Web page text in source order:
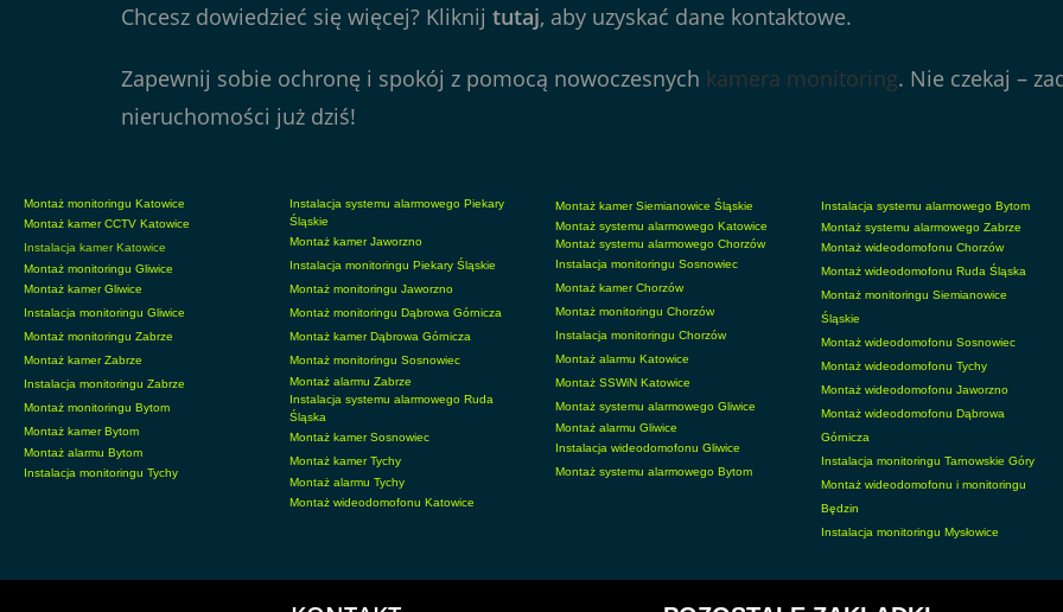
Chcesz dowiedzieć się więcej? Kliknij tutaj, aby uzyskać dane kontaktowe.
Zapewnij sobie ochronę i spokój z pomocą nowoczesnych kamera monitoring. Nie czekaj –
nieruchomości już dziś!
Montaż monitoringu Katowice
Montaż kamer CCTV Katowice
Instalacja kamer Katowice
Montaż monitoringu Gliwice
Montaż kamer Gliwice
Instalacja monitoringu Gliwice
Montaż monitoringu Zabrze
Montaż kamer Zabrze
Instalacja monitoringu Zabrze
Montaż monitoringu Bytom
Montaż kamer Bytom
Montaż alarmu Bytom
Instalacja monitoringu Tychy
Instalacja systemu alarmowego Piekary
Śląskie
Montaż kamer Jaworzno
Instalacja monitoringu Piekary Śląskie
Montaż monitoringu Jaworzno
Montaż monitoringu Dąbrowa Górnicza
Montaż kamer Dąbrowa Górnicza
Montaż monitoringu Sosnowiec
Montaż alarmu Zabrze
Instalacja systemu alarmowego Ruda
Śląska
Montaż kamer Sosnowiec
Montaż kamer Tychy
Montaż alarmu Tychy
Montaż wideodomofonu Katowice
Montaż kamer Siemianowice Śląskie
Montaż systemu alarmowego Katowice
Montaż systemu alarmowego Chorzów
Instalacja monitoringu Sosnowiec
Montaż kamer Chorzów
Montaż monitoringu Chorzów
Instalacja monitoringu Chorzów
Montaż alarmu Katowice
Montaż SSWiN Katowice
Montaż systemu alarmowego Gliwice
Montaż alarmu Gliwice
Instalacja wideodomofonu Gliwice
Montaż systemu alarmowego Bytom
Instalacja systemu alarmowego Bytom
Montaż systemu alarmowego Zabrze
Montaż wideodomofonu Chorzów
Montaż wideodomofonu Ruda Śląska
Montaż monitoringu Siemianowice
Śląskie
Montaż wideodomofonu Sosnowiec
Montaż wideodomofonu Tychy
Montaż wideodomofonu Jaworzno
Montaż wideodomofonu Dąbrowa
Górnicza
Instalacja monitoringu Tarnowskie Góry
Montaż wideodomofonu i monitoringu
Będzin
Instalacja monitoringu Mysłowice